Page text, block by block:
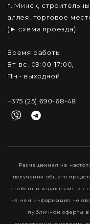
г. Минск,
аллея, торговое
(► схема проезда)
Время работы:
Вт-вс, 09:00-17:00,
Пн - выходной
+375 (25) 690-68-48
Размещенная на
получения общего
свойств и характеристик
на нем информация не
публичной оферты